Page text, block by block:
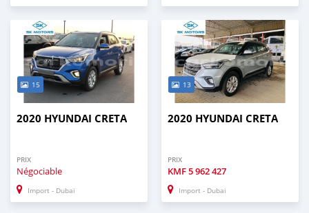
15
2020 HYUNDAI CRETA
PRIX
Négociable
Import - Dubai
13
2020 HYUNDAI CRETA
PRIX
KMF5 962 427
Import - Dubai